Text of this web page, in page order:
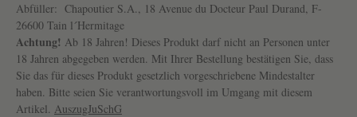
Abfüller: Chapoutier S.A., 18 Avenue du Docteur Paul Durand, F-
26600 Tain l´Hermitage
Achtung! Ab 18 Jahren! Dieses Produkt darf nicht an Personen unter
18 Jahren abgegeben werden. Mit Ihrer Bestellung bestätigen Sie, dass
Sie das für dieses Produkt gesetzlich vorgeschriebene Mindestalter
haben. Bitte seien Sie verantwortungsvoll im Umgang mit diesem
Artikel. AuszugJuSchG